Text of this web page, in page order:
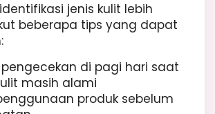
jenis kulit lebih
beberapa tips yang dapat
pengecekan di pagi hari saat
masih alami
produk sebelum